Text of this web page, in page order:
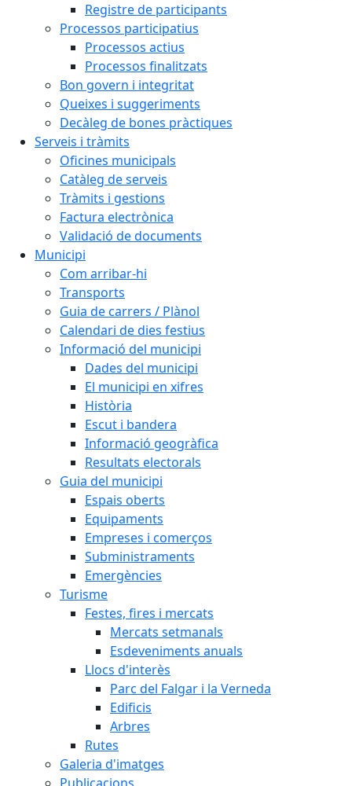
Registre de participants
Processos participatius
Processos actius
Processos finalitzats
Bon govern i integritat
Queixes i suggeriments
Decàleg de bones pràctiques
Serveis i tràmits
Oficines municipals
Catàleg de serveis
Tràmits i gestions
Factura electrònica
Validació de documents
Municipi
Com arribar-hi
Transports
Guia de carrers / Plànol
Calendari de dies festius
Informació del municipi
Dades del municipi
El municipi en xifres
Història
Escut i bandera
Informació geogràfica
Resultats electorals
Guia del municipi
Espais oberts
Equipaments
Empreses i comerços
Subministraments
Emergències
Turisme
Festes, fires i mercats
Mercats setmanals
Esdeveniments anuals
Llocs d'interès
Parc del Falgar i la Verneda
Edificis
Arbres
Rutes
Galeria d'imatges